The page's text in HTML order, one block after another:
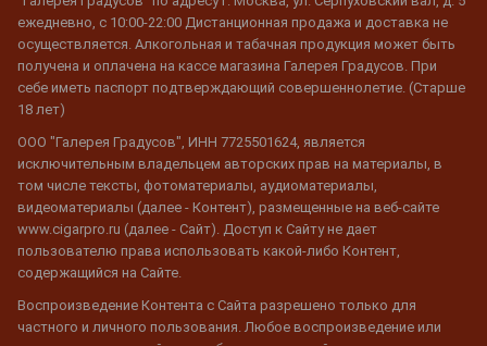
ежедневно, с 10:00-22:00 Дистанционная продажа и доставка не
осуществляется. Алкогольная и табачная продукция может быть
получена и оплачена на кассе магазина Галерея Градусов. При
себе иметь паспорт подтверждающий совершеннолетие. (Старше
18 лет)
ООО "Галерея Градусов", ИНН 7725501624, является
исключительным владельцем авторских прав на материалы, в
том числе тексты, фотоматериалы, аудиоматериалы,
видеоматериалы (далее - Контент), размещенные на веб-сайте
www.cigarpro.ru (далее - Сайт). Доступ к Сайту не дает
пользователю права использовать какой-либо Контент,
содержащийся на Сайте.
Воспроизведение Контента с Сайта разрешено только для
частного и личного пользования. Любое воспроизведение или